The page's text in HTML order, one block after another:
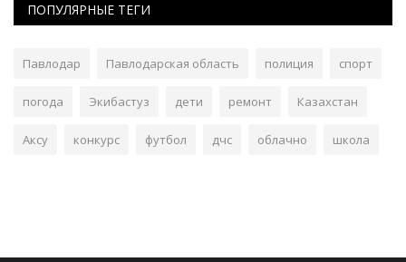
ПОПУЛЯРНЫЕ ТЕГИ
Павлодар Павлодарская область полиция спорт
погода Экибастуз дети ремонт Казахстан
Аксу конкурс футбол дчс облачно школа